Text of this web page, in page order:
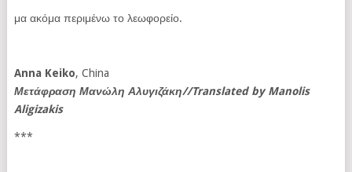
μα ακόμα περιμένω το λεωφορείο.
Anna Keiko, China
Μετάφραση Μανώλη Αλυγιζάκη//Translated by Manolis
Aligizakis
***